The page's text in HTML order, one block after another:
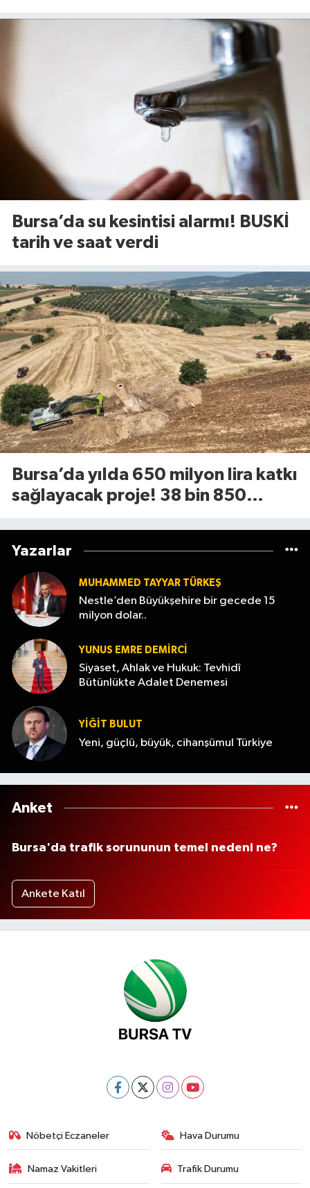
Bursa’da su kesintisi alarmı! BUSKİ
tarih ve saat verdi
Bursa’da yılda 650 milyon lira katkı
sağlayacak proje! 38 bin 850
Yazarlar
MUHAMMED TAYYAR TÜRKEŞ
Nestle’den Büyükşehire bir gecede 15
milyon dolar..
YUNUS EMRE DEMIRCI
Siyaset, Ahlak ve Hukuk: Tevhidî
Bütünlükte Adalet Denemesi
YİĞİT BULUT
Yeni, güçlü, büyük, cihanşümul Türkiye
Anket
Bursa'da trafik sorununun temel nedeni ne?
Ankete Katıl
Nöbetçi Eczaneler Hava Durumu
Namaz Vakitleri Trafik Durumu